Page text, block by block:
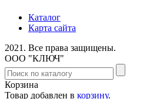
Каталог
Карта сайта
2021. Все права защищены.
ООО "КЛЮЧ"
Корзина
Товар добавлен в корзину.